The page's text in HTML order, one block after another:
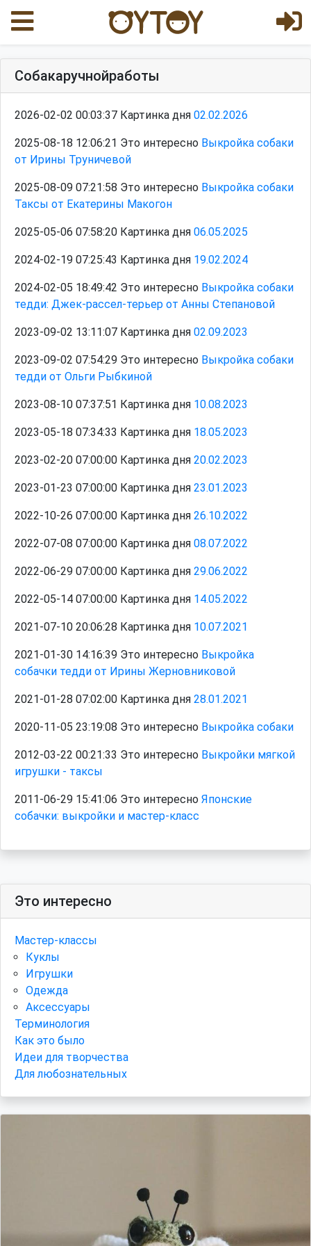
Собакаручнойработы
2026-02-02 00:03:37 Картинка дня 02.02.2026
2025-08-18 12:06:21 Это интересно Выкройка собаки
от Ирины Труничевой
2025-08-09 07:21:58 Это интересно Выкройка собаки
Таксы от Екатерины Макогон
2025-05-06 07:58:20 Картинка дня 06.05.2025
2024-02-19 07:25:43 Картинка дня 19.02.2024
2024-02-05 18:49:42 Это интересно Выкройка собаки
тедди: Джек-рассел-терьер от Анны Степановой
2023-09-02 13:11:07 Картинка дня 02.09.2023
2023-09-02 07:54:29 Это интересно Выкройка собаки
тедди от Ольги Рыбкиной
2023-08-10 07:37:51 Картинка дня 10.08.2023
2023-05-18 07:34:33 Картинка дня 18.05.2023
2023-02-20 07:00:00 Картинка дня 20.02.2023
2023-01-23 07:00:00 Картинка дня 23.01.2023
2022-10-26 07:00:00 Картинка дня 26.10.2022
2022-07-08 07:00:00 Картинка дня 08.07.2022
2022-06-29 07:00:00 Картинка дня 29.06.2022
2022-05-14 07:00:00 Картинка дня 14.05.2022
2021-07-10 20:06:28 Картинка дня 10.07.2021
2021-01-30 14:16:39 Это интересно Выкройка
собачки тедди от Ирины Жерновниковой
2021-01-28 07:02:00 Картинка дня 28.01.2021
2020-11-05 23:19:08 Это интересно Выкройка собаки
2012-03-22 00:21:33 Это интересно Выкройки мягкой
игрушки - таксы
2011-06-29 15:41:06 Это интересно Японские
собачки: выкройки и мастер-класс
Это интересно
Мастер-классы
Куклы
Игрушки
Одежда
Аксессуары
Терминология
Как это было
Идеи для творчества
Для любознательных